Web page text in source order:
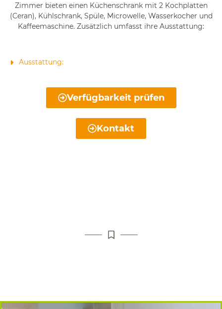
Zimmer bieten einen Küchenschrank mit 2 Kochplatten
(Ceran), Kühlschrank, Spüle, Microwelle, Wasserkocher und
Kaffeemaschine. Zusätzlich umfasst ihre Ausstattung:
Ausstattung:
Verfügbarkeit prüfen
Kontakt